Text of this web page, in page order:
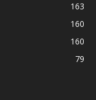
163
160
160
79